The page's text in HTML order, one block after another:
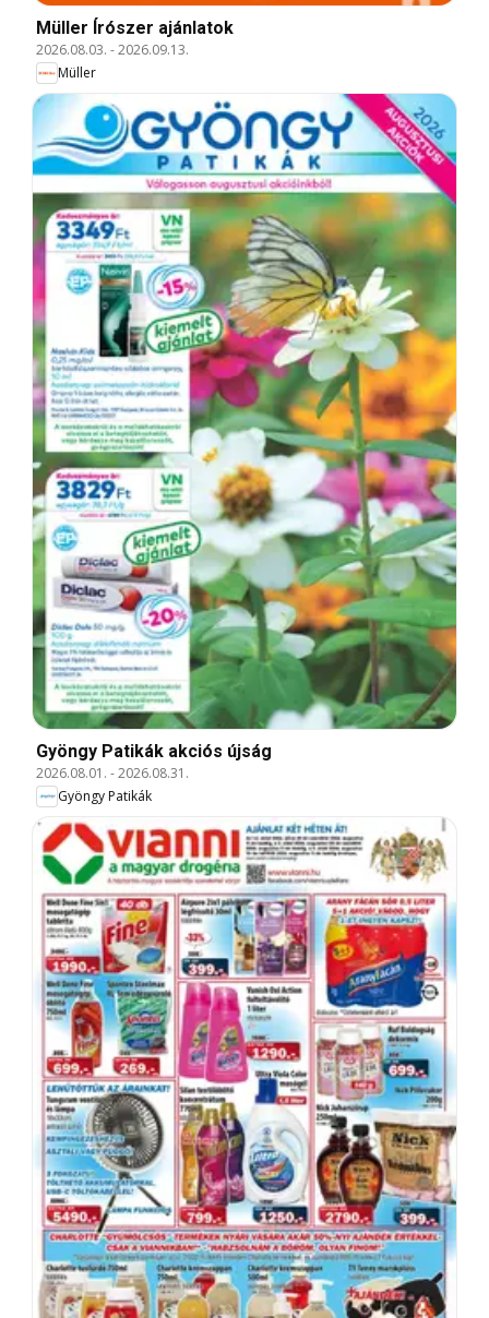
Müller Írószer ajánlatok
2026.08.03. -2026.09.13.
Müller
Gyöngy Patikák akciós újság
2026.08.01. -2026.08.31.
Gyöngy Patikák